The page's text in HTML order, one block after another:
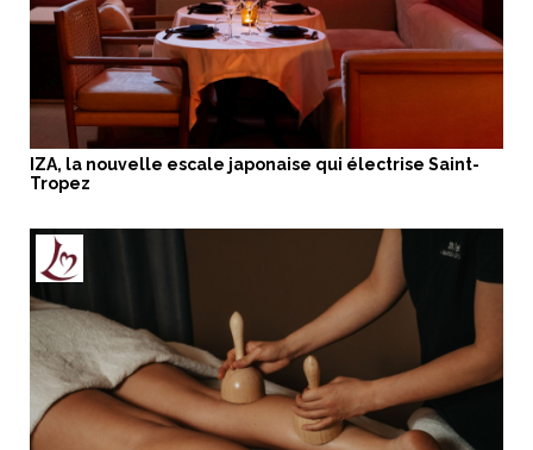
IZA, la nouvelle escale japonaise qui électrise Saint-
Tropez